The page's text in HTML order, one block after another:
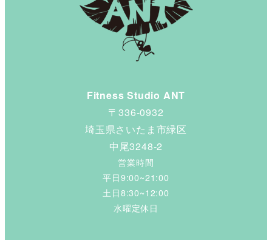
Fitness Studio ANT
〒336-0932
埼玉県さいたま市緑区
中尾3248-2
営業時間
平日9:00~21:00
土日8:30~12:00
水曜定休日